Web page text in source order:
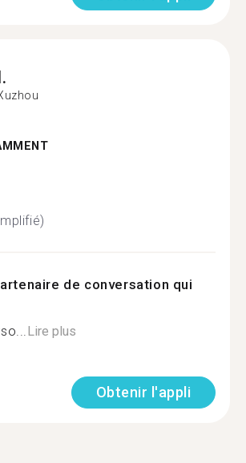
de conversation qui
Lire plus
Obtenir l'appli